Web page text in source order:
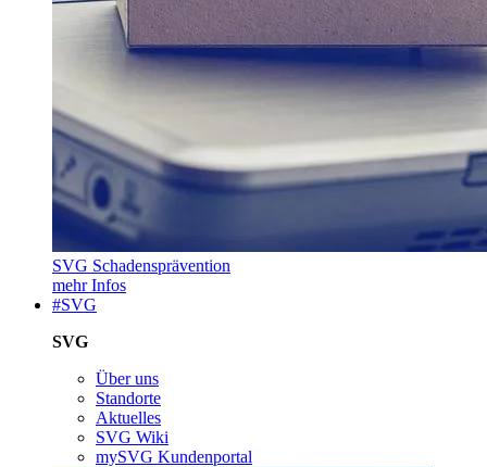
SVG Schadensprävention
mehr Infos
#SVG
SVG
Über uns
Standorte
Aktuelles
SVG Wiki
mySVG Kundenportal